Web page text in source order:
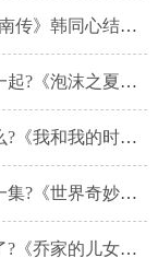
同心结局怎么了?
之夏》讲了什么?
光少年》结局是什么?
物语》在哪个平台播?
》齐维民结局是什么?